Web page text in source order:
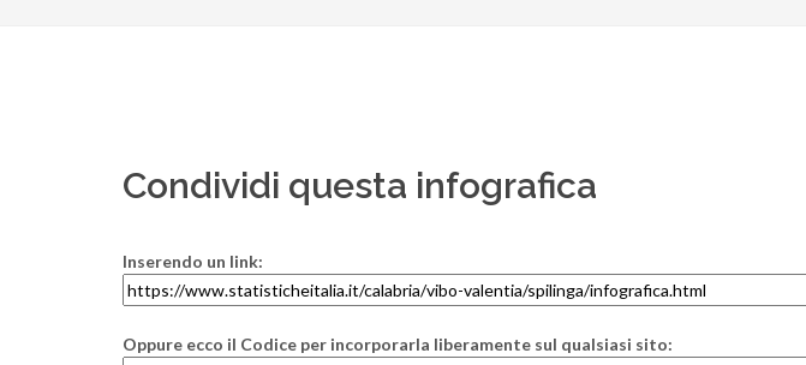
Condividi questa infografica
Inserendo un link:
Oppure ecco il Codice per incorporarla liberamente sul qualsiasi sito: